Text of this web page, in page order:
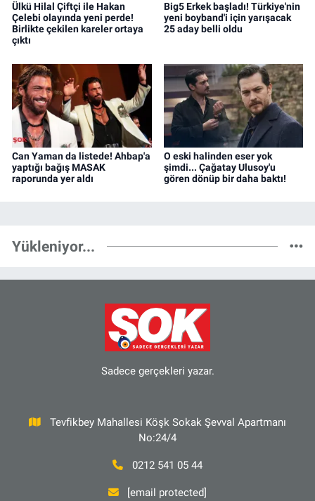
Ülkü Hilal Çiftçi ile Hakan
Çelebi olayında yeni perde!
Birlikte çekilen kareler ortaya
çıktı
Big5 Erkek başladı! Türkiye'nin
yeni boyband'i için yarışacak
25 aday belli oldu
Can Yaman da listede! Ahbap'a
yaptığı bağış MASAK
raporunda yer aldı
O eski halinden eser yok
şimdi... Çağatay Ulusoy'u
gören dönüp bir daha baktı!
Yükleniyor...
Sadece gerçekleri yazar.
Tevfikbey Mahallesi Köşk Sokak Şevval Apartmanı
No:24/4
0212 541 05 44
[email protected]